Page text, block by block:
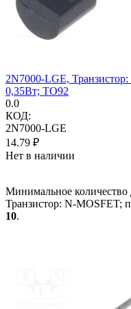
2N7000-LGE,
0,35Вт; TO92
0.0
КОД:
2N7000-LGE
14.79 ₽
Нет в наличии
Минимальное количество
Транзистор: N-MOSFET;
10.